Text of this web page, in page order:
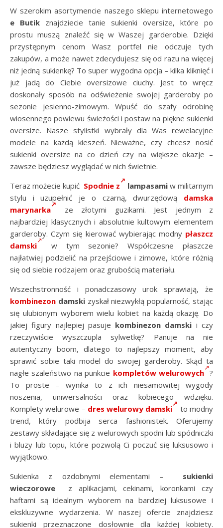
W szerokim asortymencie naszego sklepu internetowego
e Butik znajdziecie tanie sukienki oversize, które po
prostu muszą znaleźć się w Waszej garderobie. Dzięki
przystępnym cenom Wasz portfel nie odczuje tych
zakupów, a może nawet zdecydujesz się od razu na więcej
niż jedną sukienkę? To super wygodna opcja – kilka kliknięć i
już jadą do Ciebie oversizowe ciuchy. Jest to wręcz
doskonały sposób na odświeżenie swojej garderoby po
sezonie jesienno-zimowym. Wpuść do szafy odrobinę
wiosennego powiewu świeżości i postaw na piękne sukienki
oversize. Nasze stylistki wybrały dla Was rewelacyjne
modele na każdą kieszeń. Nieważne, czy chcesz nosić
sukienki oversize na co dzień czy na większe okazje –
zawsze będziesz wyglądać w nich świetnie.
Teraz możecie kupić Spodnie z lampasami w militarnym
stylu i uzupełnić je o czarną, dwurzędową damska
marynarka
ze złotymi guzikami. Jest jednym z
najbardziej klasycznych i absolutnie kultowym elementem
garderoby. Czym się kierować wybierając modny płaszcz
damski
w tym sezonie? Współczesne płaszcze
najłatwiej podzielić na przejściowe i zimowe, które różnią
się od siebie rodzajem oraz grubością materiału.
Wszechstronność i ponadczasowy urok sprawiają, że
kombinezon damskizyskał niezwykłą popularność, stając
się ulubionym wyborem wielu kobiet na każdą okazję. Do
jakiej figury najlepiej pasuje kombinezon damski i czy
rzeczywiście wyszczupla sylwetkę? Panuje na nie
autentyczny boom, dlatego to najlepszy moment, aby
sprawić sobie taki model do swojej garderoby. Skąd ta
nagłe szaleństwo na punkcie kompletów welurowych ?
To proste – wynika to z ich niesamowitej wygody
noszenia, uniwersalności oraz kobiecego wdzięku.
Komplety welurowe – dres welurowy damski
to modny
trend, który podbija serca fashionistek. Oferujemy
zestawy składające się z welurowych spodni lub spódniczki
i bluzy lub topu, które pozwolą Ci poczuć się luksusowo i
wyjątkowo.
Sukienka z ozdobnymi elementami – sukienki
wieczorowe z aplikacjami, cekinami, koronkami czy
haftami są idealnym wyborem na bardziej luksusowe i
ekskluzywne wydarzenia. W naszej ofercie znajdziesz
sukienki przeznaczone dosłownie dla każdej kobiety.